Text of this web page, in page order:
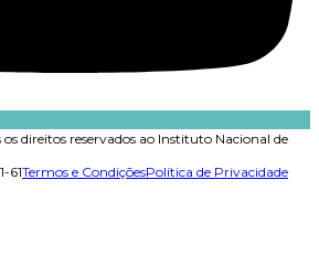
direitos reservados ao Instituto Nacional de
61Termos e CondiçõesPolítica de Privacidade